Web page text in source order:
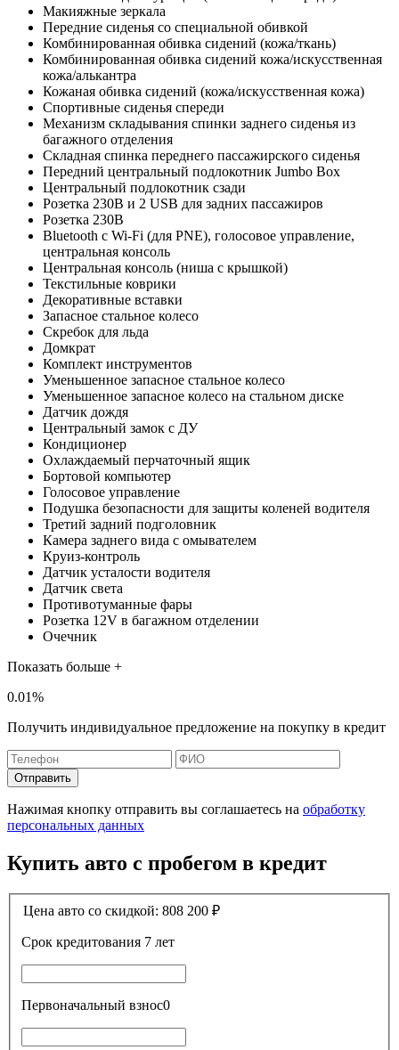
Макияжные зеркала
Передние сиденья со специальной обивкой
Комбинированная обивка сидений (кожа/ткань)
Комбинированная обивка сидений кожа/искусственная
кожа/алькантра
Кожаная обивка сидений (кожа/искусственная кожа)
Спортивные сиденья спереди
Механизм складывания спинки заднего сиденья из
багажного отделения
Складная спинка переднего пассажирского сиденья
Передний центральный подлокотник Jumbo Box
Центральный подлокотник сзади
Розетка 230В и 2 USB для задних пассажиров
Розетка 230В
Bluetooth с Wi-Fi (для PNE), голосовое управление,
центральная консоль
Центральная консоль (ниша с крышкой)
Текстильные коврики
Декоративные вставки
Запасное стальное колесо
Скребок для льда
Домкрат
Комплект инструментов
Уменьшенное запасное стальное колесо
Уменьшенное запасное колесо на стальном диске
Датчик дождя
Центральный замок с ДУ
Кондиционер
Охлаждаемый перчаточный ящик
Бортовой компьютер
Голосовое управление
Подушка безопасности для защиты коленей водителя
Третий задний подголовник
Камера заднего вида с омывателем
Круиз-контроль
Датчик усталости водителя
Датчик света
Противотуманные фары
Розетка 12V в багажном отделении
Очечник
Показать больше +
0.01%
Получить индивидуальное предложение на покупку в кредит
Отправить
Нажимая кнопку отправить вы соглашаетесь на обработку
персональных данных
Купить авто с пробегом в кредит
Цена авто со скидкой: 808 200 ₽
Срок кредитования 7 лет
Первоначальный взнос0